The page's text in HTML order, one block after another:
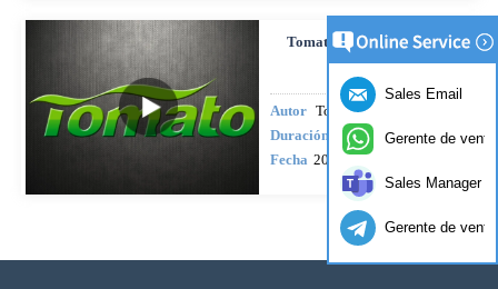
Tomato Android Smart TV
Autor Tomato
Duración
0.08
Fecha 2014-10-17
Sales Email
Gerente de
Sales Manager
Gerente de